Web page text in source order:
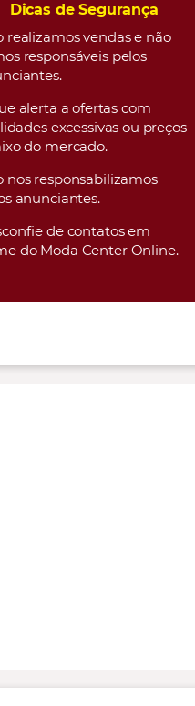
Dicas de Segurança
realizamos vendas e não
responsáveis pelos
alerta a ofertas com
excessivas ou preços
do mercado.
nos responsabilizamos
anunciantes.
de contatos em
do Moda Center Online.